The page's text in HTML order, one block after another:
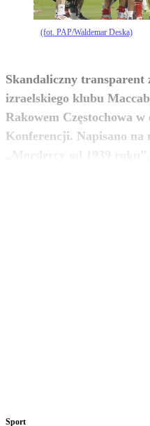
(fot. PAP/Waldemar Deska)
Skandaliczny transparent
izraelskiego klubu
Rakowem Częstochowa
Konferencji. Napisano na
Sport